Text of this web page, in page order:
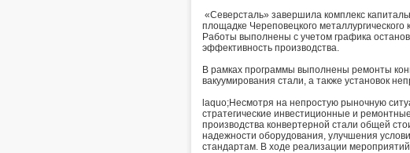
«Северсталь» завершила комплекс
площадке Череповецкого
Работы выполнены с учетом графика
эффективность производства.
В рамках программы выполнены ремонты
вакуумирования стали, а также установок
laquo;Несмотря на непростую рыночную
стратегические инвестиционные и
производства конвертерной стали общей
надежности оборудования, улучшения
стандартам. В ходе реализации